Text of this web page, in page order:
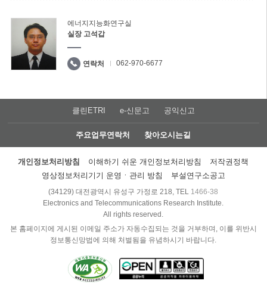
에너지지능화연구실
실장 고석갑
연락처 062-970-6677
클린ETRI e-신문고 공익신고
주요업무연락처 찾아오시는길
개인정보처리방침 이해하기 쉬운 개인정보처리방침
저작권정책
영상정보처리기기 운영ㆍ관리 방침
부설연구소공고
(34129) 대전광역시 유성구 가정로 218, TEL 1466-38
Electronics and Telecommunications Research Institute.
All rights reserved.
본 홈페이지에 게시된 이메일 주소가 자동수집되는 것을 거부하며, 이를 위반시
정보통신망법에 의해 처벌됨을 유념하시기 바랍니다.